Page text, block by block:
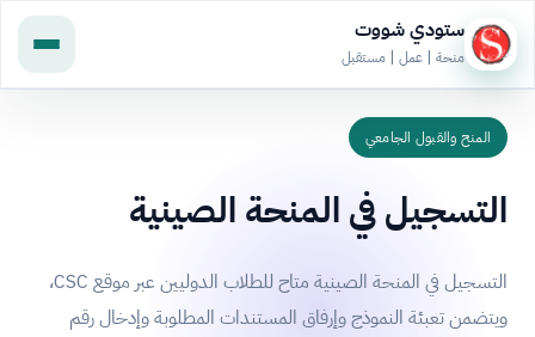
ستودي شووت
منحة | عمل | مستقبل
المنح والقبول الجامعي
التسجيل في المنحة الصينية
التسجيل في المنحة الصينية متاح للطلاب الدوليين عبر موقع CSC،
ويتضمن تعبئة النموذج وإرفاق المستندات المطلوبة وإدخال رقم